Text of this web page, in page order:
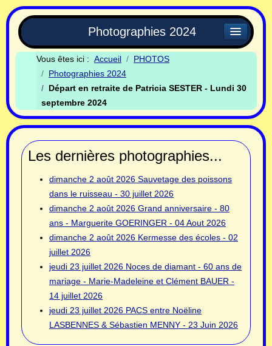
Photographies 2024
Vous êtes ici : Accueil
PHOTOS
Photographies 2024
Départ en retraite de Patricia SESTER - Lundi 30
septembre 2024
Les dernières photographies...
dimanche 2 août 2026 Sauvetage des poissons
dans le ruisseau - 30 juillet 2026
dimanche 2 août 2026 Grand anniversaire - 80
ans - Marguerite GOERINGER - 04 Aout 2026
dimanche 2 août 2026 Kermesse des écoles - 02
juillet 2026
jeudi 23 juillet 2026 Noces de diamant - 60 ans de
mariage - Marie-Madeleine et Clément BAUER -
14 juillet 2026
jeudi 23 juillet 2026 PACS entre Noëline
LASBENNES & Sébastien MENNY - 23 Juin 2026